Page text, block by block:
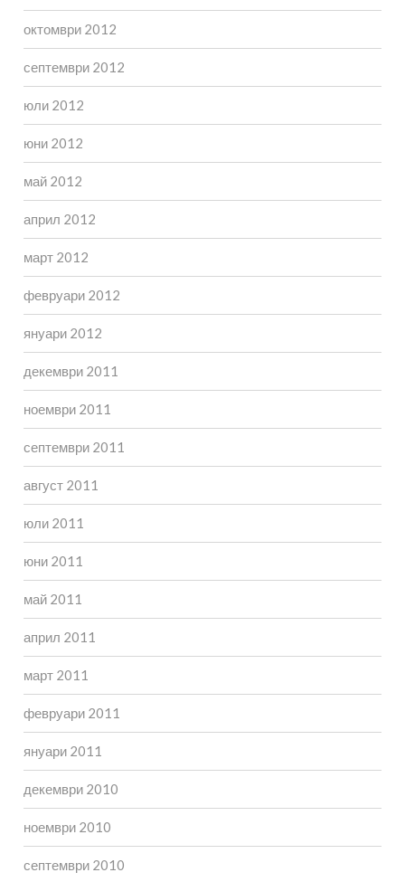
октомври 2012
септември 2012
юли 2012
юни 2012
май 2012
април 2012
март 2012
февруари 2012
януари 2012
декември 2011
ноември 2011
септември 2011
август 2011
юли 2011
юни 2011
май 2011
април 2011
март 2011
февруари 2011
януари 2011
декември 2010
ноември 2010
септември 2010